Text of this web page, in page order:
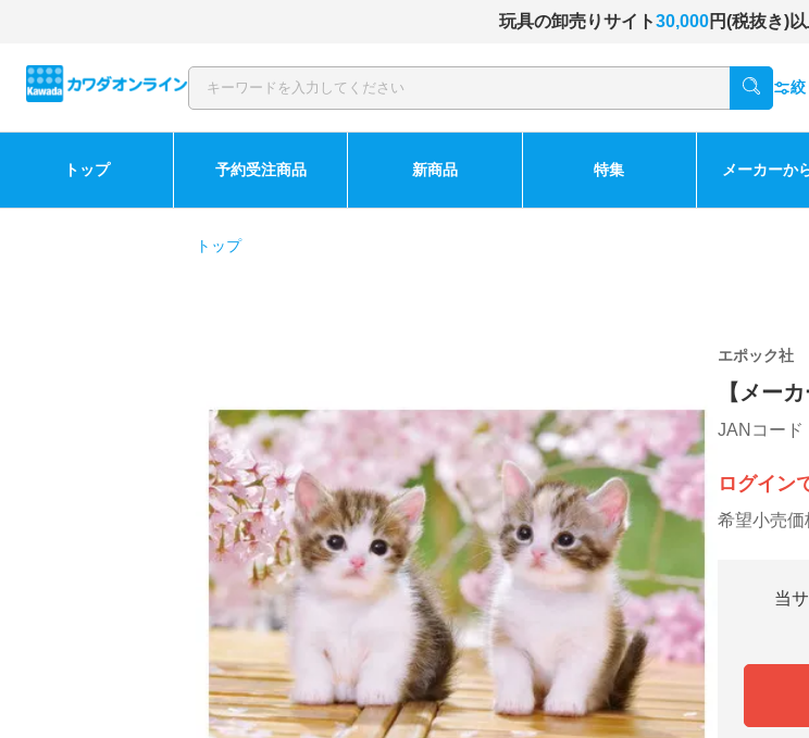
玩具の卸売りサイト30,000円(税抜き)
絞
トップ 予約受注商品 新商品 特集 メーカーか
トップ
エポック社
【メー
JANコード
ログイン
希望小売価
当